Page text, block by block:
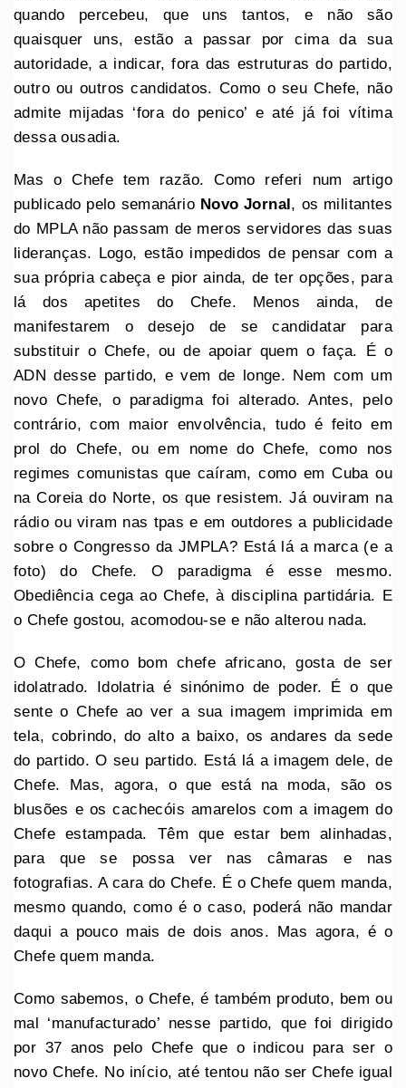
quando percebeu, que uns tantos, e não são
quaisquer uns, estão a passar por cima da sua
autoridade, a indicar, fora das estruturas do partido,
outro ou outros candidatos. Como o seu Chefe, não
admite mijadas ‘fora do penico’ e até já foi vítima
dessa ousadia.
Mas o Chefe tem razão. Como referi num artigo
publicado pelo semanário Novo Jornal, os militantes
do MPLA não passam de meros servidores das suas
lideranças. Logo, estão impedidos de pensar com a
sua própria cabeça e pior ainda, de ter opções, para
lá dos apetites do Chefe. Menos ainda, de
manifestarem o desejo de se candidatar para
substituir o Chefe, ou de apoiar quem o faça. É o
ADN desse partido, e vem de longe. Nem com um
novo Chefe, o paradigma foi alterado. Antes, pelo
contrário, com maior envolvência, tudo é feito em
prol do Chefe, ou em nome do Chefe, como nos
regimes comunistas que caíram, como em Cuba ou
na Coreia do Norte, os que resistem. Já ouviram na
rádio ou viram nas tpas e em outdores a publicidade
sobre o Congresso da JMPLA? Está lá a marca (e a
foto) do Chefe. O paradigma é esse mesmo.
Obediência cega ao Chefe, à disciplina partidária. E
o Chefe gostou, acomodou-se e não alterou nada.
O Chefe, como bom chefe africano, gosta de ser
idolatrado. Idolatria é sinónimo de poder. É o que
sente o Chefe ao ver a sua imagem imprimida em
tela, cobrindo, do alto a baixo, os andares da sede
do partido. O seu partido. Está lá a imagem dele, de
Chefe. Mas, agora, o que está na moda, são os
blusões e os cachecóis amarelos com a imagem do
Chefe estampada. Têm que estar bem alinhadas,
para que se possa ver nas câmaras e nas
fotografias. A cara do Chefe. É o Chefe quem manda,
mesmo quando, como é o caso, poderá não mandar
daqui a pouco mais de dois anos. Mas agora, é o
Chefe quem manda.
Como sabemos, o Chefe, é também produto, bem ou
mal ‘manufacturado’ nesse partido, que foi dirigido
por 37 anos pelo Chefe que o indicou para ser o
novo Chefe. No início, até tentou não ser Chefe igual